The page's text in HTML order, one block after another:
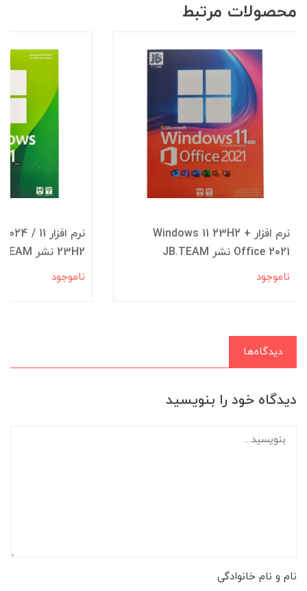
محصولات مرتبط
نرم افزار Windows 10 2024 / 11
23H2 نشر JB.TEAM
ناموجود
JB.TEAM (ویندوز 10 )
ناموجود
دیدگاه‌ها
دیدگاه خود را بنویسید
نام و نام خانوادگی